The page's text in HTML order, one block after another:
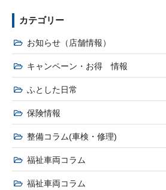
カテゴリー
お知らせ（店舗情報）
キャンペーン・お得 情報
ふとした日常
保険情報
整備コラム(車検・修理)
福祉車両コラム
福祉車両コラム